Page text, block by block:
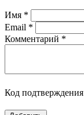
Имя *
Email *
Комментарий *
Код подтверждения